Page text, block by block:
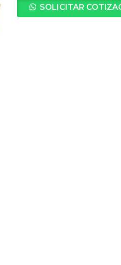
SOLICITAR